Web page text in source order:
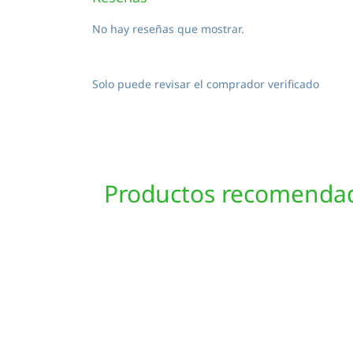
No hay reseñas que mostrar.
Solo puede revisar el comprador verificado
Productos